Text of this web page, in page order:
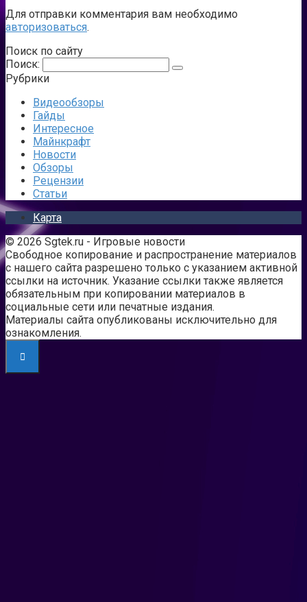
Для отправки комментария вам необходимо
авторизоваться.
Поиск по сайту
Поиск:
Рубрики
Видеообзоры
Гайды
Интересное
Майнкрафт
Новости
Обзоры
Рецензии
Статьи
Карта
© 2026 Sgtek.ru - Игровые новости
Свободное копирование и распространение материалов
с нашего сайта разрешено только с указанием активной
ссылки на источник. Указание ссылки также является
обязательным при копировании материалов в
социальные сети или печатные издания.
Материалы сайта опубликованы исключительно для
ознакомления.